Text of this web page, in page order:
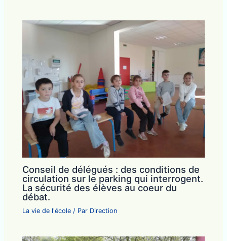
Conseil de délégués : des conditions de
circulation sur le parking qui interrogent.
La sécurité des élèves au coeur du
débat.
La vie de l'école / Par Direction